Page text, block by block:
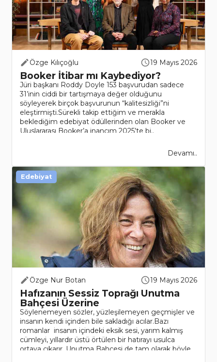
Özge Kılıçoğlu 19 Mayıs 2026
Booker İtibar mı Kaybediyor?
Jüri başkanı Roddy Doyle 153 başvurudan sadece
31’inin ciddi bir tartışmaya değer olduğunu
söyleyerek birçok başvurunun “kalitesizliği”ni
eleştirmişti.Sürekli takip ettiğim ve merakla
beklediğim edebiyat ödüllerinden olan Booker ve
Uluslararası Booker’a inancım 2025’te bi..
Devamı..
Özge Nur Botan 19 Mayıs 2026
Hafızanın Sessiz Toprağı Unutma
Bahçesi Üzerine
Söylenemeyen sözler, yüzleşilemeyen geçmişler ve
insanın kendi içinden bile sakladığı acılar.Bazı
romanlar insanın içindeki eksik sesi, yarım kalmış
cümleyi, yıllardır üstü örtülen bir hatırayı usulca
ortaya çıkarır. Unutma Bahçesi de tam olarak böyle..
Edebiyat